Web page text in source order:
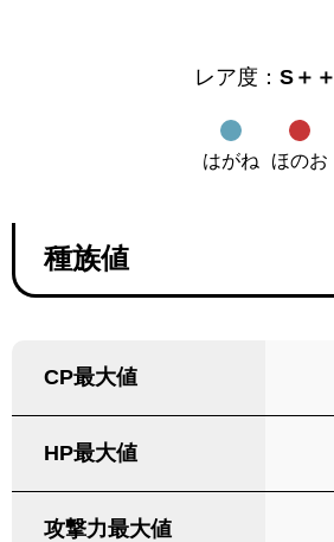
レア度： S＋＋
はがね ほのお
種族値
CP最大値
HP最大値
攻撃力最大値